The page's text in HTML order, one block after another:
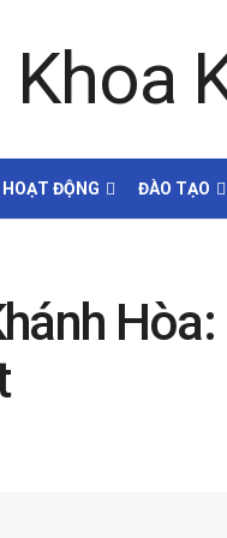
HOẠT ĐỘNG ĐÀO TẠO